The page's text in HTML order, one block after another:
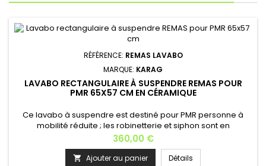
RÉFÉRENCE: REMAS LAVABO
MARQUE: KARAG
LAVABO RECTANGULAIRE À SUSPENDRE REMAS POUR
PMR 65X57 CM EN CÉRAMIQUE
Ce lavabo à suspendre est destiné pour PMR personne à
mobilité réduite ; les robinetterie et siphon sont en
optionInstallation: contre un mur et à suspendre Matière:
céramique Couleur: blanc Epaisseur: 7 cm Largeur: 65
cm Profondeur: 57 cm Poids: 15 kgFabrication européenne.
Prix
360,00 €
 Ajouter au panier Détails